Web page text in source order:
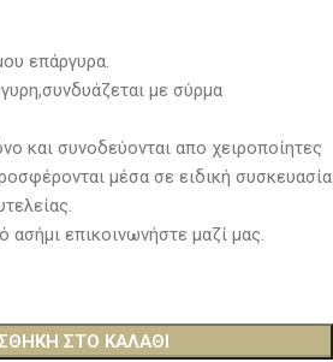
επάργυρα.
με σύρμα
και συνοδεύονται απο χειροποίητες
μέσα σε ειδική συσκευασία
ασήμι επικοινωνήστε μαζί μας.
ΣΤΟ ΚΑΛΆΘΙ